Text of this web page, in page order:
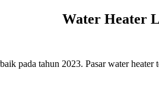
Water Heater
pada tahun 2023. Pasar water